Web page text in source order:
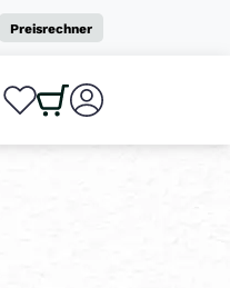
Preisrechner
0